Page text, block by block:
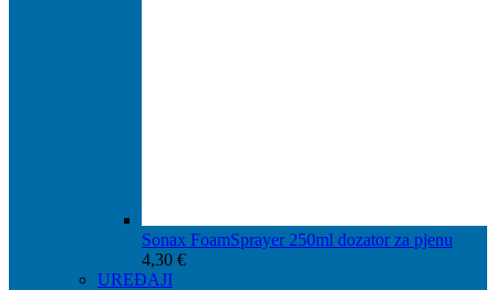
Sonax FoamSprayer 250ml dozator za pjenu
4,30 €
UREĐAJI